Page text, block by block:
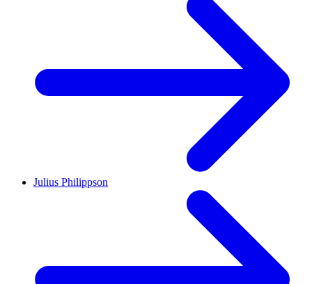
Julius Philippson